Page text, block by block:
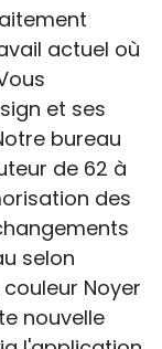
actuel où
et ses
bureau
de 62 à
des
selon
couleur Noyer
nouvelle